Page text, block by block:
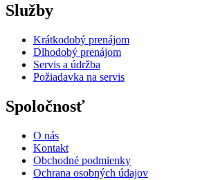
Služby
Krátkodobý prenájom
Dlhodobý prenájom
Servis a údržba
Požiadavka na servis
Spoločnosť
O nás
Kontakt
Obchodné podmienky
Ochrana osobných údajov